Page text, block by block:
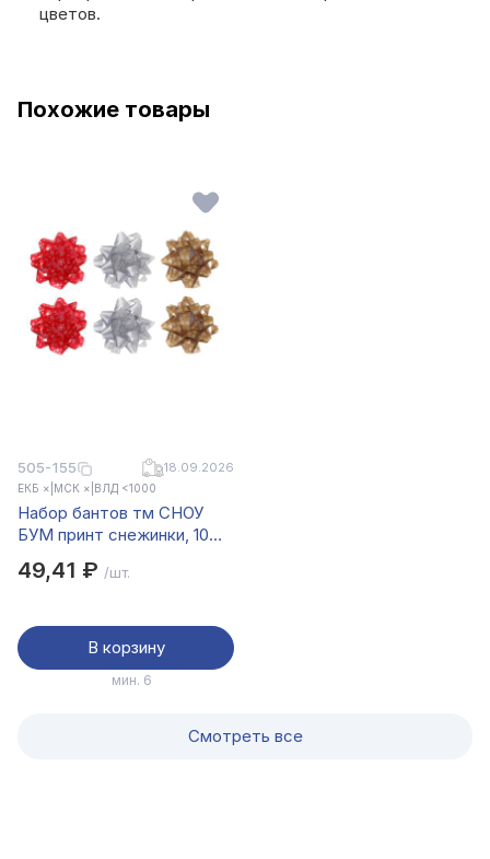
цветов.
Похожие товары
505-155 18.09.2026
ЕКБ × МСК × ВЛД <1000
Набор бантов тм СНОУ
БУМ принт снежинки, 10
3 диз.
49,41 ₽ /шт.
В корзину
мин. 6
Смотреть все